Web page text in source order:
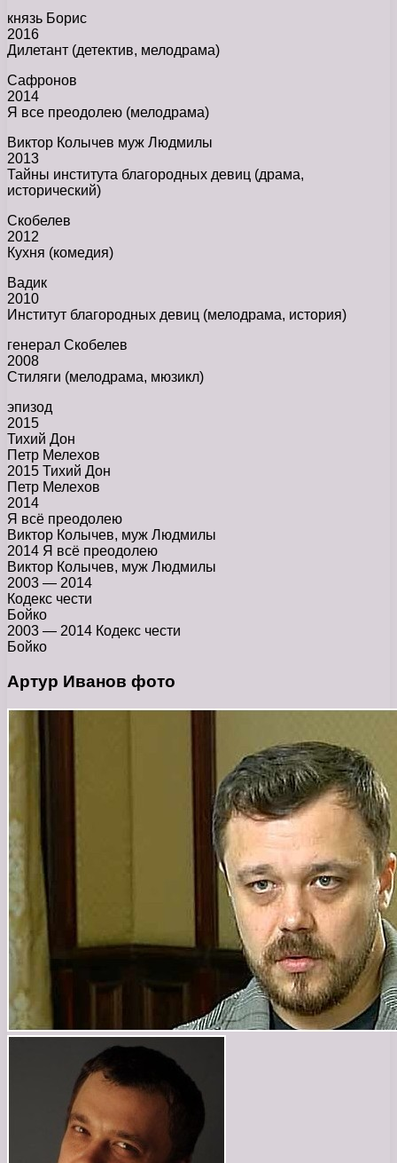
князь Борис
2016
Дилетант (детектив, мелодрама)
Сафронов
2014
Я все преодолею (мелодрама)
Виктор Колычев муж Людмилы
2013
Тайны института благородных девиц (драма,
исторический)
Скобелев
2012
Кухня (комедия)
Вадик
2010
Институт благородных девиц (мелодрама, история)
генерал Скобелев
2008
Стиляги (мелодрама, мюзикл)
эпизод
2015
Тихий Дон
Петр Мелехов
2015 Тихий Дон
Петр Мелехов
2014
Я всё преодолею
Виктор Колычев, муж Людмилы
2014 Я всё преодолею
Виктор Колычев, муж Людмилы
2003 — 2014
Кодекс чести
Бойко
2003 — 2014 Кодекс чести
Бойко
Артур Иванов фото